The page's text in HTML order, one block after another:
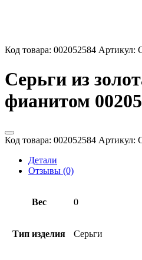
Код товара: 002052584 Артикул:
Серьги из
фианитом
Код товара: 002052584 Артикул:
Детали
Отзывы (0)
Вес 0
Тип изделия Серьги